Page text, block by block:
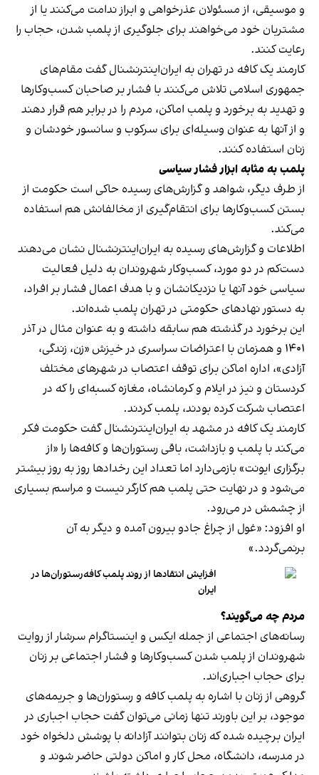
و موسیقی، از مسئولان عذرخواهی و ابراز ندامت می‌کنند یا از
مشتریان خود می‌خواهند برای جلوگیری از پلمب شدن، حجاب را
رعایت کنند.
کارمند یک کافه در تهران به ایران‌اینترنشنال گفت مقام‌های
جمهوری اسلامی تلاش می‌کنند با فشار بر صاحبان کسب‌وکارها
و تهدید به برخورد و پلمب اماکن، مردم را در برابر هم قرار دهند
و از آنها به عنوان وسیله‌ای برای سرکوب و سانسور خودشان و
زنان استفاده کنند.
پلمب به مثابه ابزار فشار سیاسی
از طرف دیگر، شواهد و گزارش‌های رسیده حاکی است حکومت از
بستن کسب‌وکارها برای انتقام‌گیری از مخالفانش هم استفاده
می‌کند.
اطلاعات و گزارش‌های رسیده به ایران‌اینترنشنال نشان می‌دهند
دست‌کم در دو مورد، کسب‌وکار شهروندان به دلیل فعالیت
سیاسی خود آنها یا نزدیکانشان و با هدف اعمال فشار بر افراد،
به دستور نهادهای حکومتی در تهران پلمب شده‌اند.
این برخورد در گذشته هم سابقه داشته و به عنوان مثال در آذر
۱۴۰۱ و همزمان با اعتراضات سراسری در خیزش «زن، زندگی،
آزادی»، اداره اماکن برای توقف اعتصاب در شهرهای مختلف
کردستان و نیز در ایلام و کرمانشاه، مغازه کسبه‌ای را که در
اعتصاب شرکت کرده بودند، پلمب کردند.
کارمند یک کافه در مشهد به ایران‌اینترنشنال گفت حکومت فکر
می‌کند با پلمب و بازداشت، باقی رستوران‌ها و کافه‌ها را «از
برگزاری ایونت» بازمی‌دارد اما تعداد این رخدادها روز به روز بیشتر
می‌شود و در نهایت حتی پلمب هم کارگر نیست و مراسم بسیاری
از چشمش در می‌رود.
او افزود: «غول از چراغ جادو بیرون آمده و دیگر به آن
برنمی‎‌گردد.»
افزایش انتقادها از روند پلمب کافه‌رستوران‌ها در
ایران
مردم چه می‌گویند؟
رسانه‎‌های اجتماعی از جمله ایکس و اینستاگرام سرشار از روایت
شهروندان از پلمب شدن کسب‌وکارها و فشار اجتماعی بر زنان
برای حجاب اجباری‌اند.
گروهی از زنان با اشاره به پلمب کافه و رستوران‌ها و جریمه‌های
موجود، بر این باورند تنها زمانی می‌توان گفت حجاب اجباری در
ایران برچیده شده که زنان بتوانند آزادانه با پوشش دلخواه خود
در مدرسه، دانشگاه، محل کار و اماکن دولتی حاضر شوند و